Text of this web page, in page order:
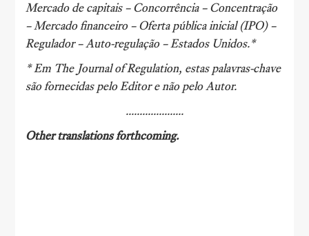
Mercado de capitais – Concorrência – Concentração
– Mercado financeiro – Oferta pública inicial (IPO) –
Regulador – Auto-regulação – Estados Unidos.*
* Em The Journal of Regulation, estas palavras-chave
são fornecidas pelo Editor e não pelo Autor.
.....................
Other translations forthcoming.